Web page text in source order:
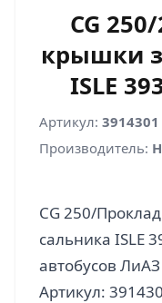
CG
крышки
ISLE
Артикул: 3914301
Производитель:
CG 250/
сальника ISLE
автобусов
Артикул: